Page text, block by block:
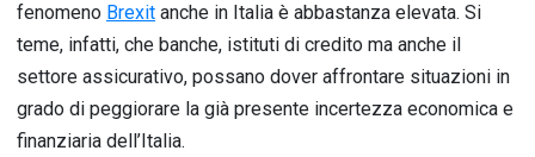
fenomeno Brexit anche in Italia è abbastanza elevata. Si
teme, infatti, che banche, istituti di credito ma anche il
settore assicurativo, possano dover affrontare situazioni in
grado di peggiorare la già presente incertezza economica e
finanziaria dell’Italia.